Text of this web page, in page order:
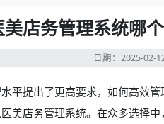
美店务管理系统哪
日期：2025-02-
平提出了更高要求，如何高效
医美店务管理系统。在众多选择